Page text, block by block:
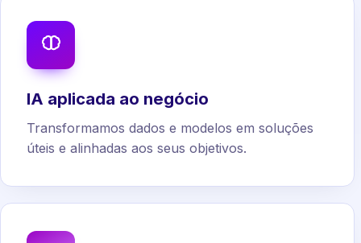
IA aplicada ao negócio
Transformamos dados e modelos em soluções
úteis e alinhadas aos seus objetivos.